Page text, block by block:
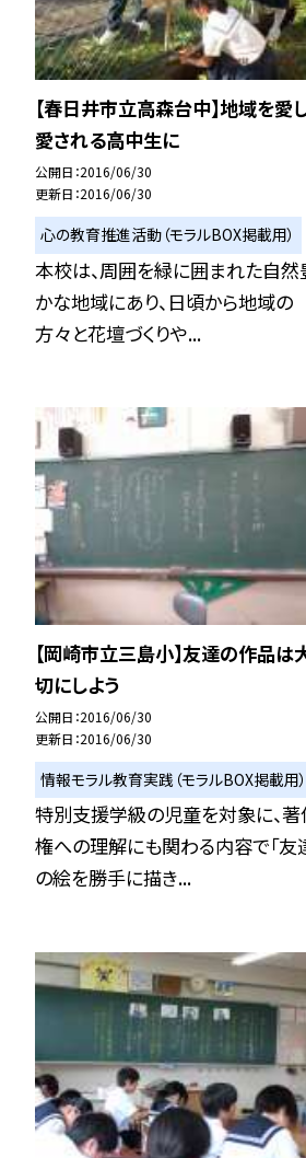
【春日井市立高森台中】地域を愛し
愛される高中生に
公開日 2016/06/30
更新日 2016/06/30
心の教育推進活動（モラルBOX掲載用）
本校は、周囲を緑に囲まれた自然
かな地域にあり、日頃から地域の
方々と花壇づくりや...
【岡崎市立三島小】友達の作品は
切にしよう
公開日 2016/06/30
更新日 2016/06/30
情報モラル教育実践（モラルBOX掲載用）
特別支援学級の児童を対象に、
権への理解にも関わる内容で「友
の絵を勝手に描き...